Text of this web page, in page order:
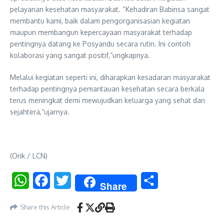
pelayanan kesehatan masyarakat. “Kehadiran Babinsa sangat
membantu kami, baik dalam pengorganisasian kegiatan
maupun membangun kepercayaan masyarakat terhadap
pentingnya datang ke Posyandu secara rutin. Ini contoh
kolaborasi yang sangat positif,”ungkapnya.
Melalui kegiatan seperti ini, diharapkan kesadaran masyarakat
terhadap pentingnya pemantauan kesehatan secara berkala
terus meningkat demi mewujudkan keluarga yang sehat dan
sejahtera,”ujarnya.
(Orik / LCN)
WhatsAppFacebookTwitter Share
Share this Article